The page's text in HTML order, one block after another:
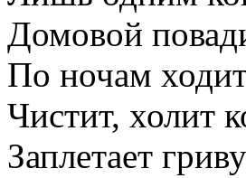
Домовой
По ночам
Чистит, холит
Заплетает